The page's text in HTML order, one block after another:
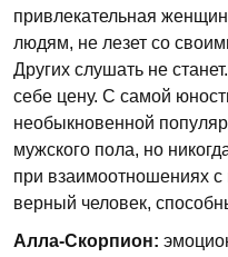
привлекательная
людям, не лезет со
Других слушать не
себе цену. С самой
необыкновенной
мужского пола, но
при взаимоотношениях
верный человек,
Алла-Скорпион: